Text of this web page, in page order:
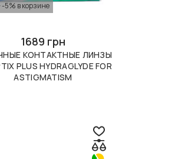
-5% в корзине
1689 грн
КОНТАКТНЫЕ ЛИНЗЫ
PLUS HYDRAGLYDE FOR
ASTIGMATISM